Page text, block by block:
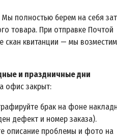
полностью берем на себя
товара. При отправке Почтой
скан квитанции — мы возместим
и праздничные дни
офис закрыт:
брак на фоне
дефект и номер заказа).
описание проблемы и фото на